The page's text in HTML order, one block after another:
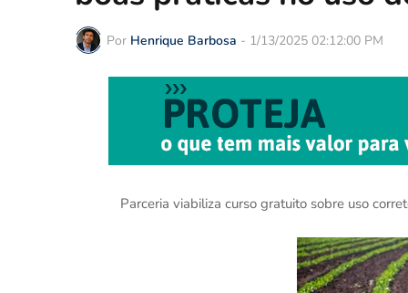
Por Henrique Barbosa - 1/13/2025 02:12:00 PM
Parceria viabiliza curso gratuito sobre uso